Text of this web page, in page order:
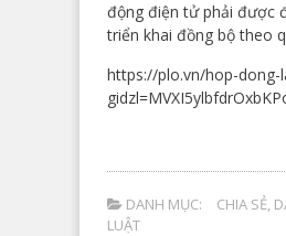
động điện tử phải được
triển khai đồng bộ theo
https://plo.vn/hop-dong-
DANH MỤC: CHIA SẺ,
LUẬT